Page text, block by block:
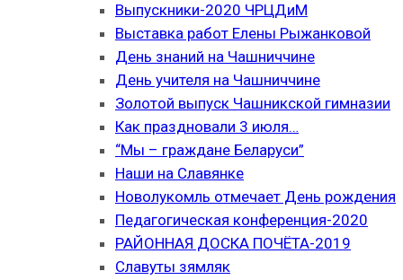
Выпускники-2020 ЧРЦДиМ
Выставка работ Елены Рыжанковой
День знаний на Чашниччине
День учителя на Чашниччине
Золотой выпуск Чашникской гимназии
Как праздновали 3 июля…
“Мы – граждане Беларуси”
Наши на Славянке
Новолукомль отмечает День рождения
Педагогическая конференция-2020
РАЙОННАЯ ДОСКА ПОЧЁТА-2019
Славуты зямляк